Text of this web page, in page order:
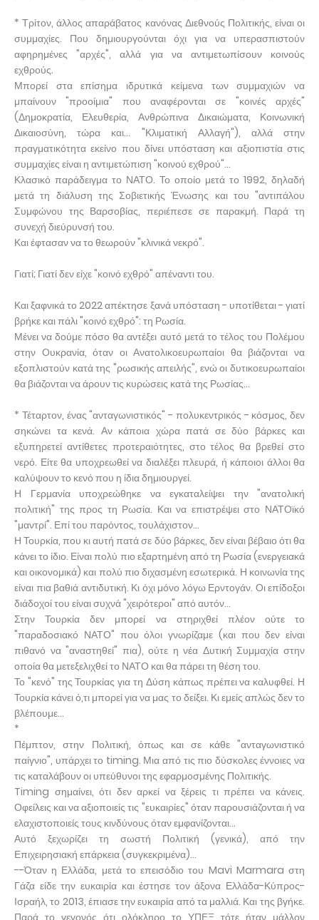
* Τρίτον, άλλος απαράβατος κανόνας Διεθνούς Πολιτικής, είναι οι
συμμαχίες. Που δημιουργούνται όχι για να υπερασπιστούν
αφηρημένες "αρχές", αλλά για να αντιμετωπίσουν κοινούς
εχθρούς.
Μπορεί στα επίσημα ιδρυτικά κείμενα των συμμαχιών να
μπαίνουν "προοίμια" που αναφέρονται σε "κοινές αρχές"
(Δημοκρατία, Ελευθερία, Ανθρώπινα Δικαιώματα, Κοινωνική
Δικαιοσύνη, τώρα και... "Κλιματική Αλλαγή"), αλλά στην
πραγματικότητα εκείνο που δίνει υπόσταση και αξιοπιστία στις
συμμαχίες είναι η αντιμετώπιση "κοινού εχθρού"...
Κλασικό παράδειγμα το ΝΑΤΟ. Το οποίο μετά το 1992, δηλαδή
μετά τη διάλυση της Σοβιετικής Ένωσης και του "αντιπάλου
Συμφώνου της Βαρσοβίας, περιέπεσε σε παρακμή. Παρά τη
συνεχή διεύρυνσή του.
Και έφτασαν να το θεωρούν "κλινικά νεκρό".
Γιατί; Γιατί δεν είχε "κοινό εχθρό" απέναντι του.
Και ξαφνικά το 2022 απέκτησε ξανά υπόσταση - υποτίθεται - γιατί
βρήκε και πάλι "κοινό εχθρό": τη Ρωσία.
Μένει να δούμε πόσο θα αντέξει αυτό μετά το τέλος του Πολέμου
στην Ουκρανία, όταν οι Ανατολικοευρωπαίοι θα βιάζονται να
εξοπλιστούν κατά της "ρωσικής απειλής", ενώ οι δυτικοευρωπαίοι
θα βιάζονται να άρουν τις κυρώσεις κατά της Ρωσίας...
* Τέταρτον, ένας "ανταγωνιστικός" - πολυκεντρικός - κόσμος, δεν
σηκώνει τα κενά. Αν κάποια χώρα πατά σε δύο βάρκες και
εξυπηρετεί αντίθετες προτεραιότητες, στο τέλος θα βρεθεί στο
νερό. Είτε θα υποχρεωθεί να διαλέξει πλευρά, ή κάποιοι άλλοι θα
καλύψουν το κενό που η ίδια δημιουργεί.
Η Γερμανία υποχρεώθηκε να εγκαταλείψει την "ανατολική
πολιτική" της προς τη Ρωσία. Και να επιστρέψει στο ΝΑΤΟϊκό
"μαντρί". Επί του παρόντος, τουλάχιστον...
Η Τουρκία, που κι αυτή πατά σε δύο βάρκες, δεν είναι βέβαιο ότι θα
κάνει το ίδιο. Είναι πολύ πιο εξαρτημένη από τη Ρωσία (ενεργειακά
και οικονομικά) και πολύ πιο διχασμένη εσωτερικά. Η κοινωνία της
είναι πια βαθιά αντιδυτική. Κι όχι μόνο λόγω Ερντογάν. Οι επίδοξοι
διάδοχοί του είναι συχνά "χειρότεροι" από αυτόν...
Στην Τουρκία δεν μπορεί να στηριχθεί πλέον ούτε το
"παραδοσιακό ΝΑΤΟ" που όλοι γνωρίζαμε (και που δεν είναι
πιθανό να "αναστηθεί" πια), ούτε η νέα Δυτική Συμμαχία στην
οποία θα μετεξελιχθεί το ΝΑΤΟ και θα πάρει τη θέση του.
Το "κενό" της Τουρκίας για τη Δύση κάπως πρέπει να καλυφθεί. Η
Τουρκία κάνει ό,τι μπορεί για να μας το δείξει. Κι εμείς απλώς δεν το
βλέπουμε...
*
Πέμπτον, στην Πολιτική, όπως και σε κάθε "ανταγωνιστικό
παίγνιο", υπάρχει το timing. Μια από τις πιο δύσκολες έννοιες να
τις καταλάβουν οι υπεύθυνοι της εφαρμοσμένης Πολιτικής.
Timing σημαίνει, ότι δεν αρκεί να ξέρεις τι πρέπει να κάνεις.
Οφείλεις και να αξιοποιείς τις "ευκαιρίες" όταν παρουσιάζονται ή να
ελαχιστοποιείς τους κινδύνους όταν εμφανίζονται...
Αυτό ξεχωρίζει τη σωστή Πολιτική (γενικά), από την
Επιχειρησιακή επάρκεια (συγκεκριμένα)...
--Όταν η Ελλάδα, μετά το επεισόδιο του Mavi Marmara στη
Γάζα είδε την ευκαιρία και έστησε τον άξονα Ελλάδα-Κύπρος-
Ισραήλ, το 2013, έπιασε την ευκαιρία από τα μαλλιά. Και της βγήκε.